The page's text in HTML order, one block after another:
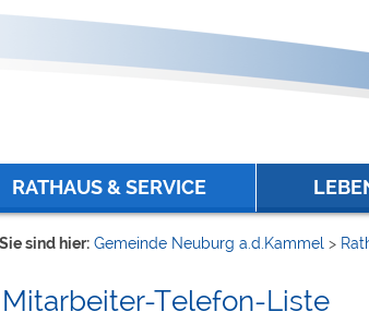
springen.
RATHAUS & SERVICE
Sie sind hier: Gemeinde Neuburg a.d.Kammel >
Mitarbeiter-Telefon-Liste